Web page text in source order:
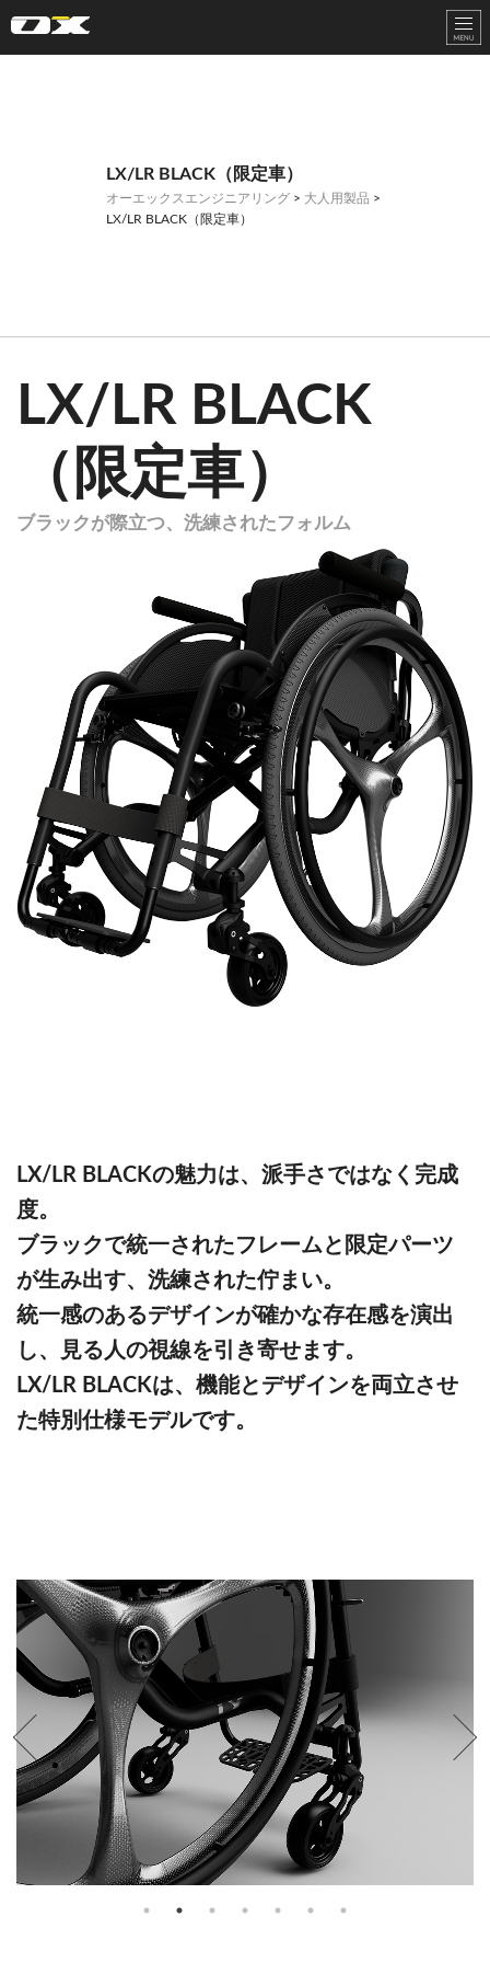
LX/LR BLACK（限定車）
オーエックスエンジニアリング > 大人用製品 >
LX/LR BLACK（限定車）
LX/LR BLACK
（限定車）
ブラックが際立つ、洗練されたフォルム
LX/LR BLACKの魅力は、派手さではなく完成
度。
ブラックで統一されたフレームと限定パーツ
が生み出す、洗練された佇まい。
統一感のあるデザインが確かな存在感を演出
し、見る人の視線を引き寄せます。
LX/LR BLACKは、機能とデザインを両立させ
た特別仕様モデルです。